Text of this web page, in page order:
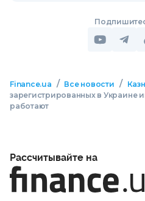
Finance.ua / Все новости /
зарегистрированных в Украине
работают
Рассчитывайте на